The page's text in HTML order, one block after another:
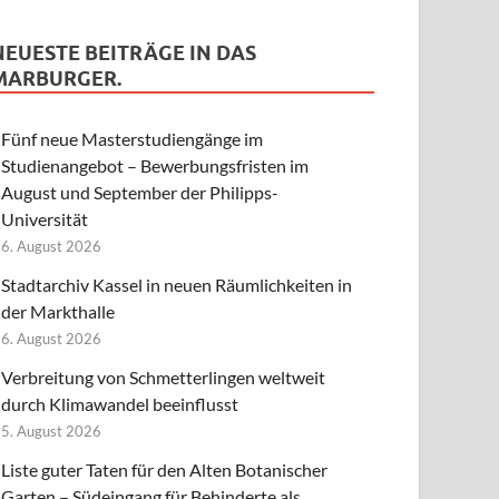
BEITRÄGE IN DAS
Fünf neue Masterstudiengänge im
Studienangebot – Bewerbungsfristen im
August und September der Philipps-
Universität
6. August 2026
Stadtarchiv Kassel in neuen Räumlichkeiten in
der Markthalle
6. August 2026
Verbreitung von Schmetterlingen weltweit
durch Klimawandel beeinflusst
5. August 2026
Liste guter Taten für den Alten Botanischer